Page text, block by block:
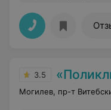
3.5
Могилев, пр-т